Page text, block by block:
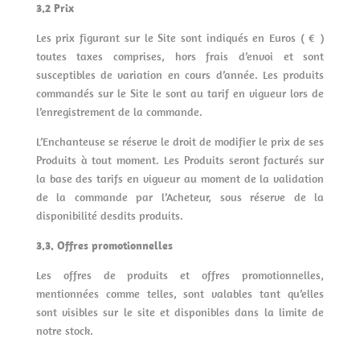
3.2 Prix
Les prix figurant sur le Site sont indiqués en Euros ( € )
toutes taxes comprises, hors frais d’envoi et sont
susceptibles de variation en cours d’année. Les produits
commandés sur le Site le sont au tarif en vigueur lors de
l’enregistrement de la commande.
L’Enchanteuse se réserve le droit de modifier le prix de ses
Produits à tout moment. Les Produits seront facturés sur
la base des tarifs en vigueur au moment de la validation
de la commande par l’Acheteur, sous réserve de la
disponibilité desdits produits.
3.3. Offres promotionnelles
Les offres de produits et offres promotionnelles,
mentionnées comme telles, sont valables tant qu’elles
sont visibles sur le site et disponibles dans la limite de
notre stock.